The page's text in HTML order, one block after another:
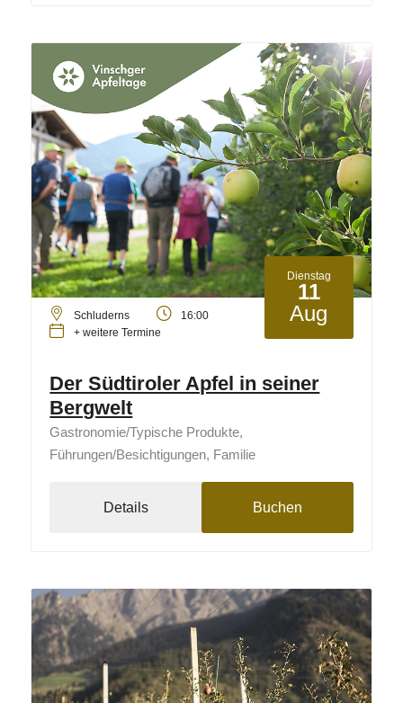
Dienstag
11
Aug
Schluderns
16:00
+ weitere Termine
Der Südtiroler Apfel in seiner
Bergwelt
Gastronomie/Typische Produkte,
Führungen/Besichtigungen, Familie
Details Buchen